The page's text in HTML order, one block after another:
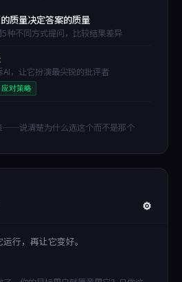
质量决定答案的质量
种不同方式提问，比较结果差异
，让它扮演最尖锐的批评者
对策略
——说清楚为什么选这个而不是那个
⚙️
行，再让它变好。